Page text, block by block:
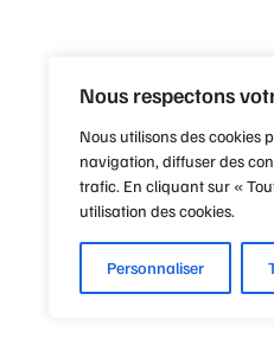
Nous respectons
Nous utilisons des cookies
navigation, diffuser des
trafic. En cliquant sur «
utilisation des cookies.
Personnaliser